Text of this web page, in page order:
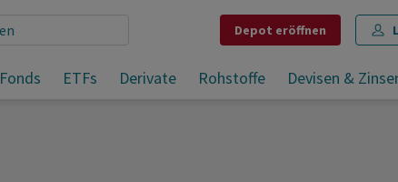
Depot eröffnen
Fonds ETFs Derivate Rohstoffe Devisen &